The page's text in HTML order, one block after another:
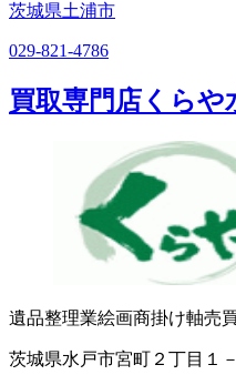
茨城県土浦市
029-821-4786
買取専門店くらや
遺品整理業絵画商掛け軸売
茨城県水戸市宮町２丁目１－